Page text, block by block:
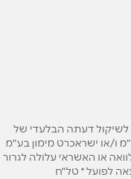
לשיקול דעתה הבלעדי של
ו/או ישראכרט מימון בע"מ
או האשראי עלולה לגרור
לפועל * טל"ח